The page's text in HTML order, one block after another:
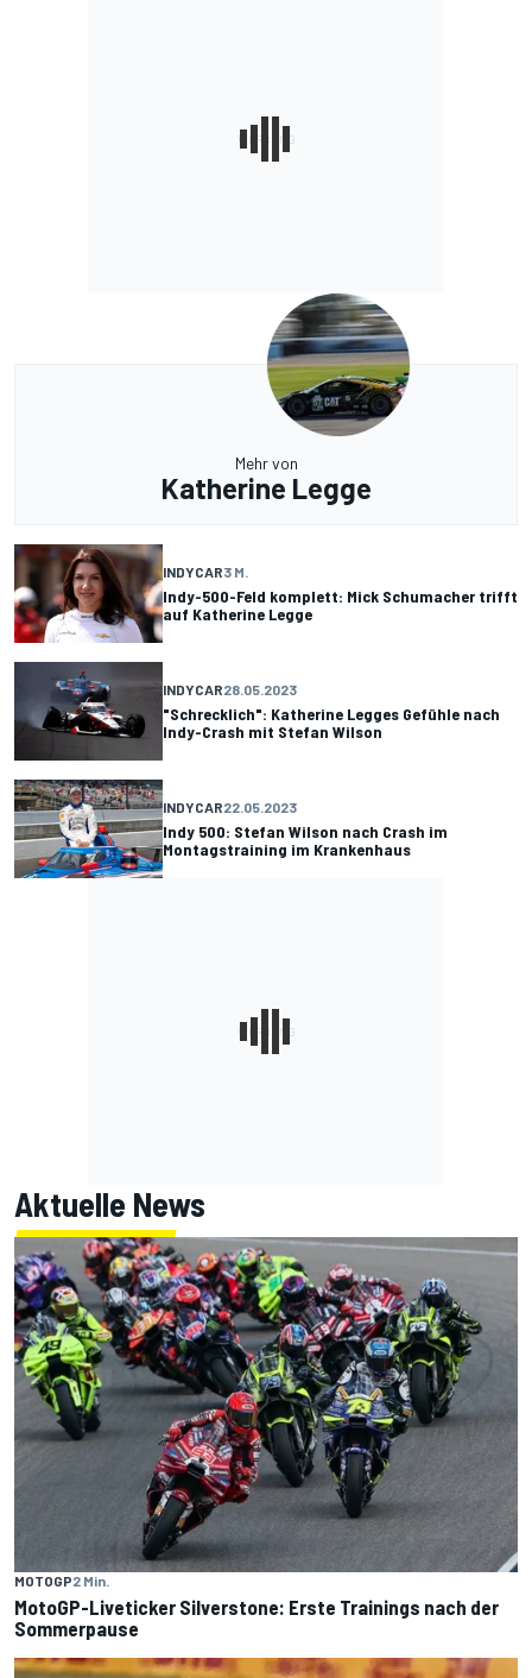
Mehr von
Katherine Legge
INDYCAR3 M.
Indy-500-Feld komplett: Mick Schumacher trifft
auf Katherine Legge
INDYCAR28.05.2023
"Schrecklich": Katherine Legges Gefühle nach
Indy-Crash mit Stefan Wilson
INDYCAR22.05.2023
Indy 500: Stefan Wilson nach Crash im
Montagstraining im Krankenhaus
Aktuelle News
MOTOGP2 Min.
MotoGP-Liveticker Silverstone: Erste Trainings nach der
Sommerpause